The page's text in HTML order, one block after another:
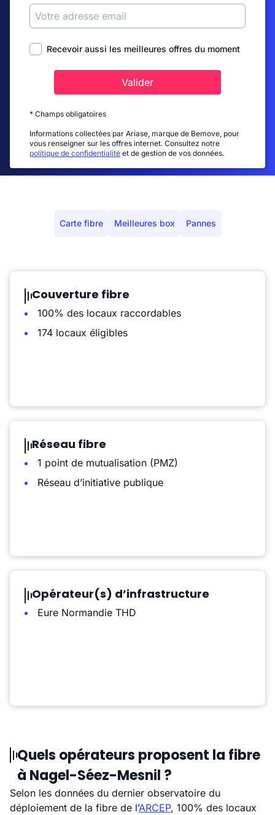
Recevoir aussi les meilleures offres du moment
Valider
* Champs obligatoires
Informations collectées par Ariase, marque de Bemove, pour
vous renseigner sur les offres internet. Consultez notre
politique de confidentialité et de gestion de vos données.
Carte fibre Meilleures box Pannes
Couverture fibre
100% des locaux raccordables
174 locaux éligibles
Réseau fibre
1 point de mutualisation (PMZ)
Réseau d’initiative publique
Opérateur(s) d’infrastructure
Eure Normandie THD
Quels opérateurs proposent la fibre
à Nagel-Séez-Mesnil ?
Selon les données du dernier observatoire du
déploiement de la fibre de l’ARCEP, 100% des locaux